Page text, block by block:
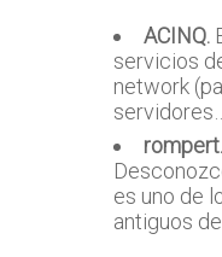
ACINQ.
servicios
network
es uno de
antiguos